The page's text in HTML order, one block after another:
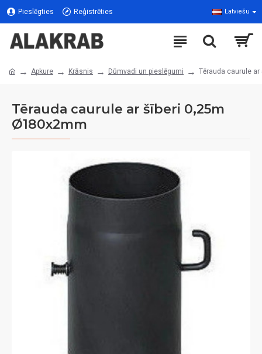
Pieslēgties Reģistrēties Latviešu
Apkure Krāsnis Dūmvadi un pieslēgumi Tērauda caurule
Tērauda caurule ar šīberi 0,25m
Ø180x2mm